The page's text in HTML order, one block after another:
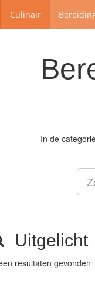
Culinair
In de
Uitgelicht
resultaten gevonden